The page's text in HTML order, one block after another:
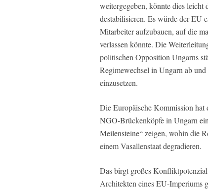
weitergegeben, könnte dies leicht
destabilisieren. Es würde der EU
Mitarbeiter aufzubauen, auf die
verlassen könnte. Die
politischen Opposition Ungarns
Regimewechsel in Ungarn ab
einzusetzen.
Die Europäische Kommission hat
NGO-Brückenköpfe in Ungarn
Meilensteine“ zeigen, wohin die
einem Vasallenstaat degradieren.
Das birgt großes
Architekten eines EU-Imperiums